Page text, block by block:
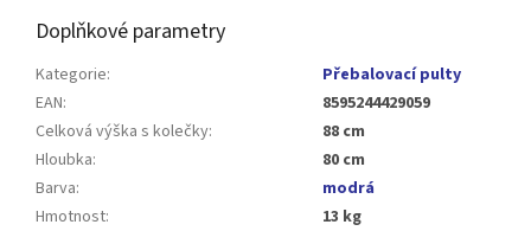
Doplňkové parametry
Kategorie:
Přebalovací pulty
EAN:
8595244429059
Celková výška s kolečky:
88 cm
Hloubka:
80 cm
Barva:
modrá
Hmotnost:
13 kg